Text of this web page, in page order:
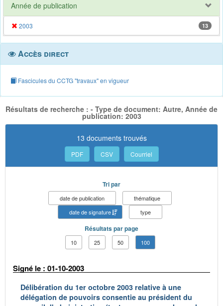
Année de publication
2003 13
Accès direct
Fascicules du CCTG "travaux" en vigueur
Résultats de recherche : - Type de document: Autre, Année de
publication: 2003
13 documents trouvés
PDF CSV Courriel
Tri par
date de publication
thématique
date de signature
type
Résultats par page
10 25 50 100
Signé le : 01-10-2003
Délibération du 1er octobre 2003 relative à une
délégation de pouvoirs consentie au président du